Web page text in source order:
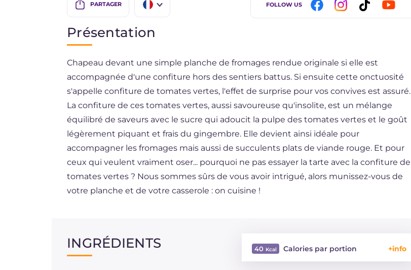
PARTAGER
BR
DE
NL
FOLLOW US
Présentation
Chapeau devant une simple planche de fromages rendue originale si elle est
accompagnée d'une confiture hors des sentiers battus. Si ensuite cette onctuosité
s'appelle confiture de tomates vertes, l'effet de surprise pour vos convives est assuré.
La confiture de ces tomates vertes, aussi savoureuse qu'insolite, est un mélange
équilibré de saveurs avec le sucre qui adoucit la pulpe des tomates vertes et le goût
légèrement piquant et frais du gingembre. Elle devient ainsi idéale pour
accompagner les fromages mais aussi de succulents plats de viande rouge. Et pour
ceux qui veulent vraiment oser... pourquoi ne pas essayer la tarte avec la confiture de
tomates vertes ? Nous sommes sûrs de vous avoir intrigué, alors munissez-vous de
votre planche et de votre casserole : on cuisine !
INGRÉDIENTS 40 Calories par portion